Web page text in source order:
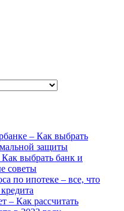
– Как выбрать
защиты
Как выбрать банк и
советы
по ипотеке – все, что
– Как рассчитать